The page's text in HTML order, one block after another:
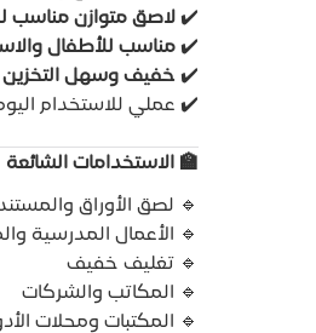
✔️ لاصق متوازن مناسب
✔️ مناسب للأطفال
✔️ خفيف وسهل التخزين
✔️ عملي للاستخدام
🏫 الاستخدامات الشائعة
🔹 لصق الأوراق
🔹 الأعمال المدرسية
🔹 تغليف خفيف
🔹 المكاتب والشركات
🔹 المكتبات ومحلات